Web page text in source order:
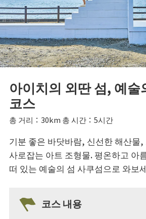
아이치의 외딴 섬, 예술
코스
총 거리：30km 총 시간：5시간
기분 좋은 바닷바람, 신선한 해산물
사로잡는 아트 조형물. 평온하고 아
떠 있는 예술의 섬 사쿠섬으로 와보
코스 내용